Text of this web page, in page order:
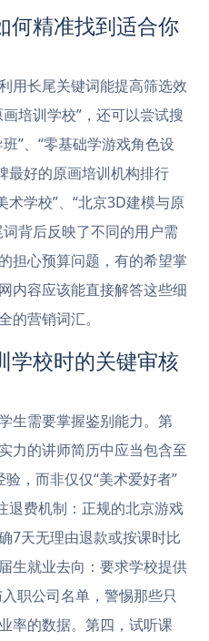
何精准找到适合你
用长尾关键词能提高筛选效
培训学校”，还可以尝试搜
”、“零基础学游戏角色设
最好的原画培训机构排行
术学校”、“北京3D建模与原
背后反映了不同的用户需
担心预算问题，有的希望掌
内容应该能直接解答这些细
的营销词汇。
学校时的关键审核
生需要掌握鉴别能力。第
力的讲师简历中应当包含至
，而非仅仅“美术爱好者”
退费机制：正规的北京游戏
7天无理由退款或按课时比
生就业去向：要求学校提供
职公司名单，警惕那些只
率的数据。第四，试听课